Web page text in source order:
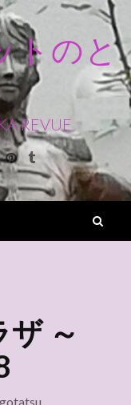
トのと
REVUE
Pinterest
Tumblr
～